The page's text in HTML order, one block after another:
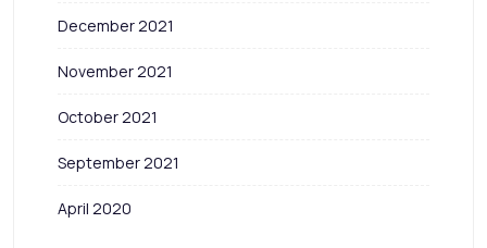
December 2021
November 2021
October 2021
September 2021
April 2020